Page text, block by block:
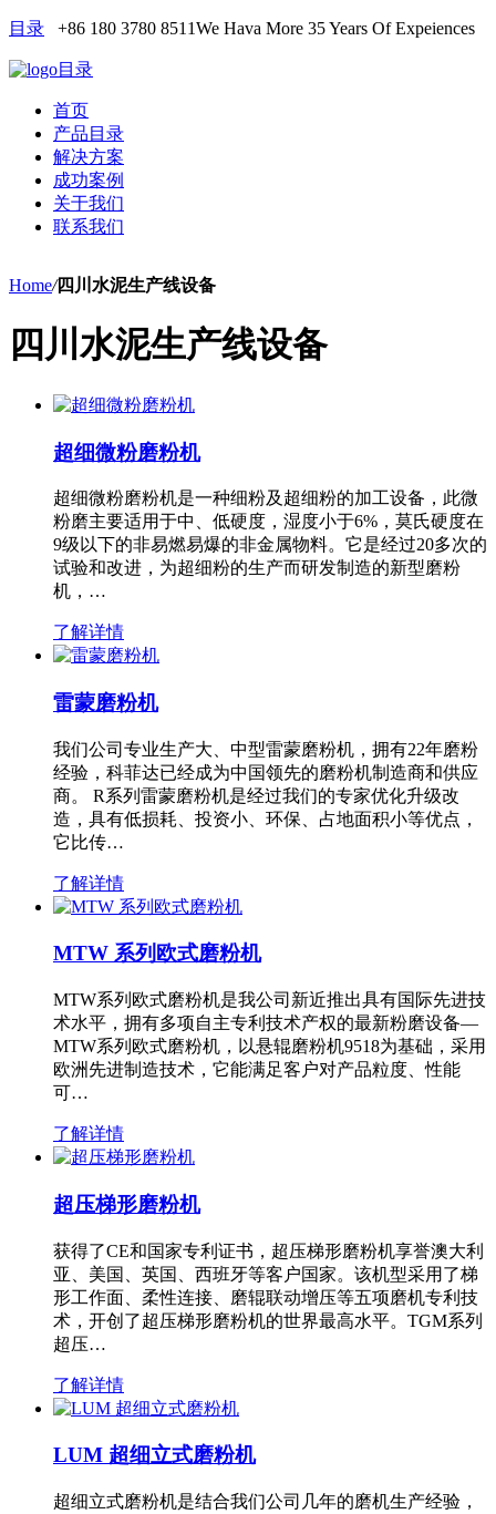
目录 +86 180 3780 8511We Hava More 35 Years Of Expeiences
目录
首页
产品目录
解决方案
成功案例
关于我们
联系我们
Home/四川水泥生产线设备
四川水泥生产线设备
超细微粉磨粉机
超细微粉磨粉机是一种细粉及超细粉的加工设备，此微
粉磨主要适用于中、低硬度，湿度小于6%，莫氏硬度在
9级以下的非易燃易爆的非金属物料。它是经过20多次的
试验和改进，为超细粉的生产而研发制造的新型磨粉
机，…
了解详情
雷蒙磨粉机
我们公司专业生产大、中型雷蒙磨粉机，拥有22年磨粉
经验，科菲达已经成为中国领先的磨粉机制造商和供应
商。 R系列雷蒙磨粉机是经过我们的专家优化升级改
造，具有低损耗、投资小、环保、占地面积小等优点，
它比传…
了解详情
MTW 系列欧式磨粉机
MTW系列欧式磨粉机是我公司新近推出具有国际先进技
术水平，拥有多项自主专利技术产权的最新粉磨设备—
MTW系列欧式磨粉机，以悬辊磨粉机9518为基础，采用
欧洲先进制造技术，它能满足客户对产品粒度、性能
可…
了解详情
超压梯形磨粉机
获得了CE和国家专利证书，超压梯形磨粉机享誉澳大利
亚、美国、英国、西班牙等客户国家。该机型采用了梯
形工作面、柔性连接、磨辊联动增压等五项磨机专利技
术，开创了超压梯形磨粉机的世界最高水平。TGM系列
超压…
了解详情
LUM 超细立式磨粉机
超细立式磨粉机是结合我们公司几年的磨机生产经验，